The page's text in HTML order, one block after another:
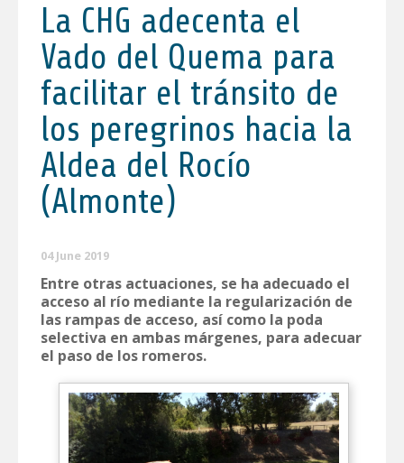
La CHG adecenta el
Vado del Quema para
facilitar el tránsito de
los peregrinos hacia la
Aldea del Rocío
(Almonte)
04 June 2019
Entre otras actuaciones, se ha adecuado el
acceso al río mediante la regularización de
las rampas de acceso, así como la poda
selectiva en ambas márgenes, para adecuar
el paso de los romeros.